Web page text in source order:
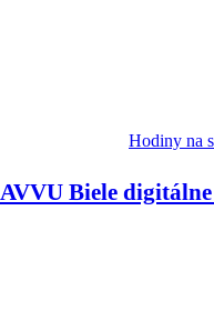
Hodiny na
Biele